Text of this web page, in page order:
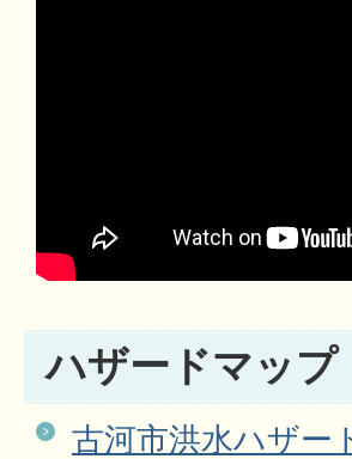
ハザードマッ
古河市洪水ハザー